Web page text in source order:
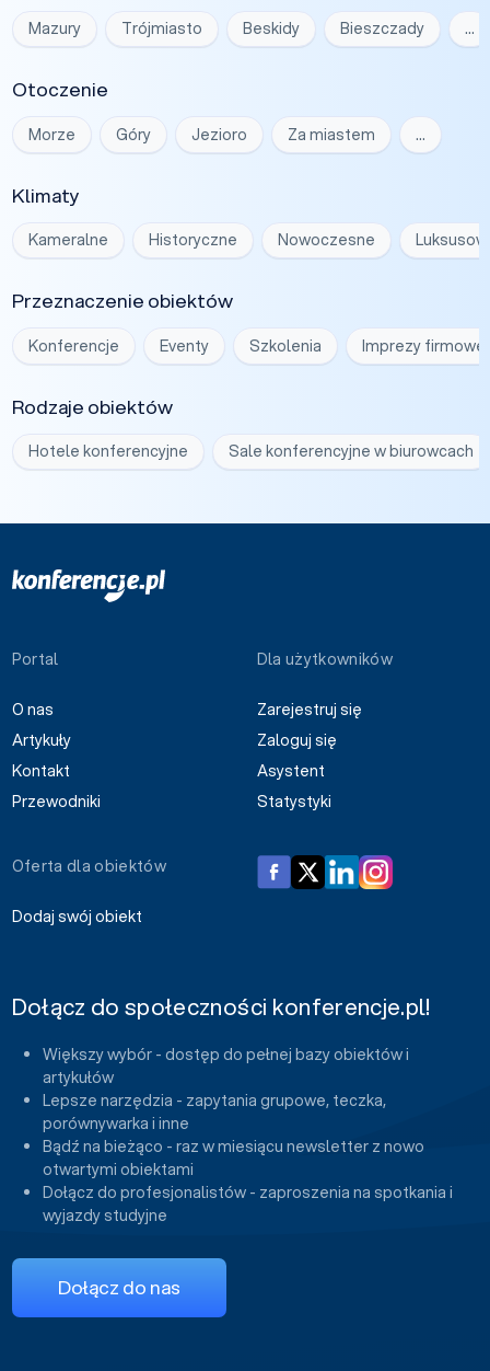
Mazury Trójmiasto Beskidy Bieszczady …
Otoczenie
Morze Góry Jezioro Za miastem …
Klimaty
Kameralne Historyczne Nowoczesne
Przeznaczenie obiektów
Konferencje Eventy Szkolenia Imprezy firmowe
Rodzaje obiektów
Hotele konferencyjne Sale konferencyjne w biurowcach
Portal
O nas
Artykuły
Kontakt
Przewodniki
Dla użytkowników
Zarejestruj się
Zaloguj się
Asystent
Statystyki
Oferta dla obiektów
Dodaj swój obiekt
Dołącz do społeczności konferencje.pl!
Większy wybór - dostęp do pełnej bazy obiektów i
artykułów
Lepsze narzędzia - zapytania grupowe, teczka,
porównywarka i inne
Bądź na bieżąco - raz w miesiącu newsletter z nowo
otwartymi obiektami
Dołącz do profesjonalistów - zaproszenia na spotkania i
wyjazdy studyjne
Dołącz do nas